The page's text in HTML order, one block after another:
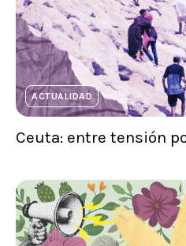
ACTUALIDAD
Ceuta: entre tensión